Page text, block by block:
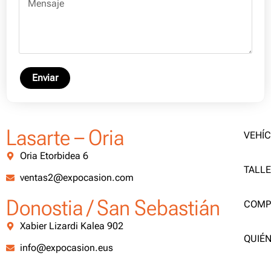
Enviar
Lasarte – Oria
Oria Etorbidea 6
ventas2@expocasion.com
Donostia / San Sebastián
Xabier Lizardi Kalea 902
info@expocasion.eus